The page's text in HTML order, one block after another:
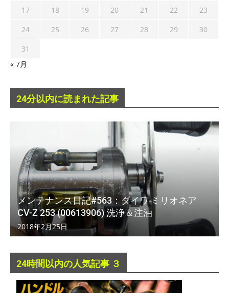
17 18 19 20 21 22
23
24
25 26 27 28 29
30
31
« 7月
24分以内に読まれた記事
メンテナンス日記#563：ダイワ ミリオネア
CV-Z 253 (00613906) 洗浄＆注油
2018年2月25日
24時間以内の人気記事 ３